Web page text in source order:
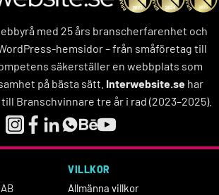
med 25 års branscherfarenhet och
hemsidor – från småföretag till
säkerställer en webbplats som
på bästa sätt. Interwebsite.sehar
Branschvinnare tre år i rad (2023–2025).
VILLKOR
Allmänna villkor